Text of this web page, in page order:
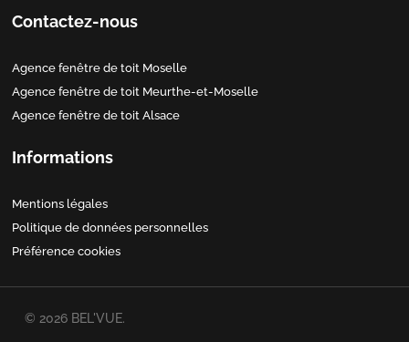
Contactez-nous
Agence fenêtre de toit Moselle
Agence fenêtre de toit Meurthe-et-Moselle
Agence fenêtre de toit Alsace
Informations
Mentions légales
Politique de données personnelles
Préférence cookies
© 2026 BEL'VUE.